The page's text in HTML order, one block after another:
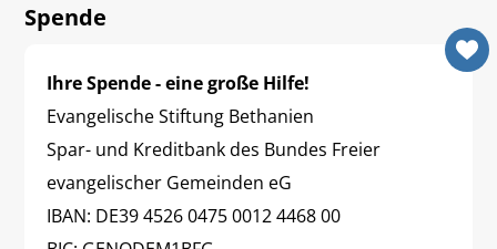
Spende
Ihre Spende - eine große Hilfe!
Evangelische Stiftung Bethanien
Spar- und Kreditbank des Bundes Freier
evangelischer Gemeinden eG
IBAN: DE39 4526 0475 0012 4468 00